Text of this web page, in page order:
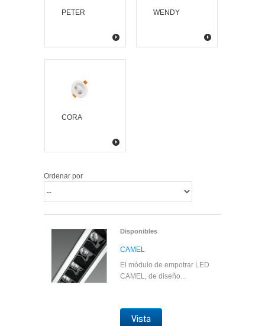
PETER WENDY
CORA
Ordenar por
Disponibles
CAMEL
El módulo de empotrar LED
CAMEL, de diseño...
Vista